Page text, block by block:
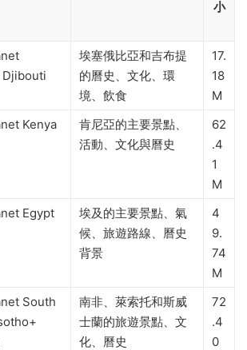
小
Djibouti
埃塞俄比亞和吉布提
的曆史、文化、環
境、飲食
17.
18
M
Kenya
肯尼亞的主要景點、
活動、文化與曆史
62
.4
1
M
Egypt
埃及的主要景點、氣
候、旅遊路線、曆史
背景
4
9.
74
M
South
南非、萊索托和斯威
士蘭的旅遊景點、文
化、曆史
72
.4
0